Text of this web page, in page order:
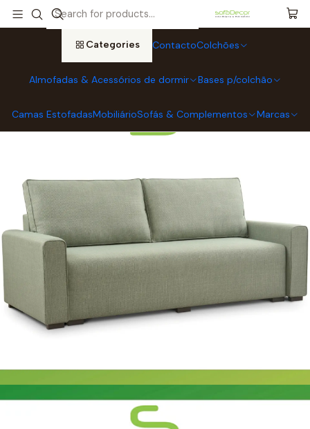
Categories ContactoColchões
Almofadas & Acessórios de dormir Bases p/colchão
Camas EstofadasMobiliárioSofás & Complementos Marcas
Home Sofás & Complementos
Sofá-Cama sistema hop "bobocam" Tecido Katya 1 e Katya 12 -
Entrega Gratuita